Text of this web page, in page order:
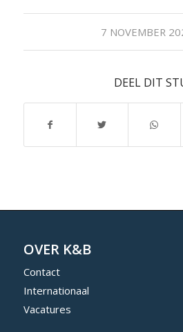
7 NOVEMBER
/
DEEL DIT
OVER K&B
Contact
Internationaal
Vacatures